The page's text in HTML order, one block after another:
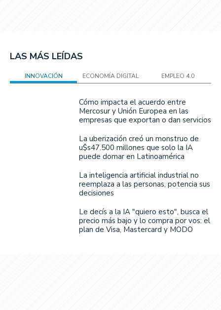
LAS MÁS LEÍDAS
INNOVACIÓN ECONOMÍA DIGITAL EMPLEO 4.0
Cómo impacta el acuerdo entre
Mercosur y Unión Europea en las
empresas que exportan o dan servicios
La uberización creó un monstruo de
u$s47.500 millones que solo la IA
puede domar en Latinoamérica
La inteligencia artificial industrial no
reemplaza a las personas, potencia sus
decisiones
Le decís a la IA "quiero esto", busca el
precio más bajo y lo compra por vos: el
plan de Visa, Mastercard y MODO